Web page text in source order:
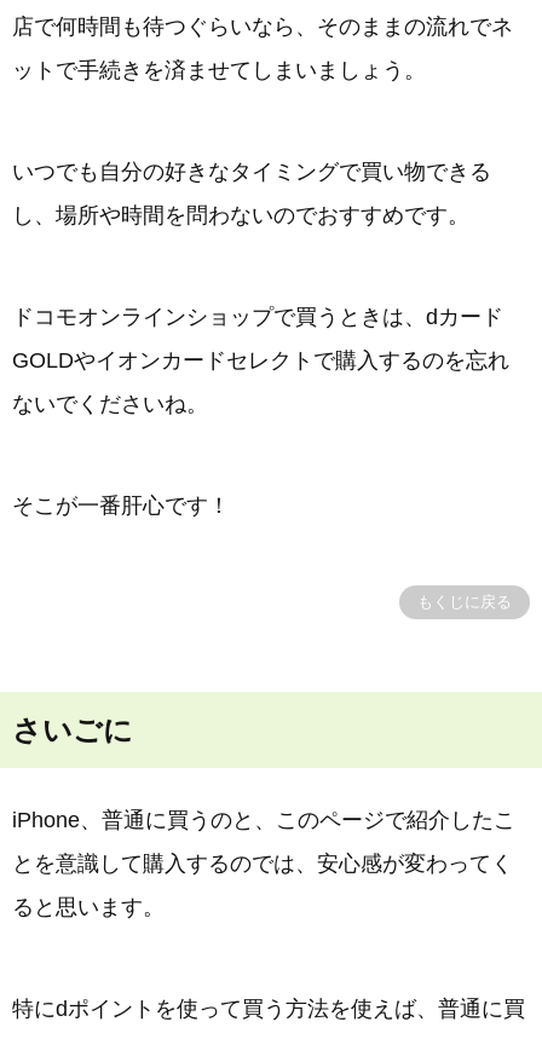
店で何時間も待つぐらいなら、そのままの流れでネ
ットで手続きを済ませてしまいましょう。
いつでも自分の好きなタイミングで買い物できる
し、場所や時間を問わないのでおすすめです。
ドコモオンラインショップで買うときは、dカード
GOLDやイオンカードセレクトで購入するのを忘れ
ないでくださいね。
そこが一番肝心です！
もくじに戻る
さいごに
iPhone、普通に買うのと、このページで紹介したこ
とを意識して購入するのでは、安心感が変わってく
ると思います。
特にdポイントを使って買う方法を使えば、普通に買